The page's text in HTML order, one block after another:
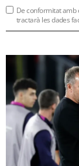
De conformitat amb
tractarà les dades